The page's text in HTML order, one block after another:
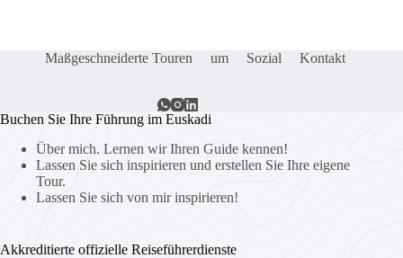
Maßgeschneiderte Touren um Sozial Kontakt
Buchen Sie Ihre Führung im Euskadi
Über mich. Lernen wir Ihren Guide kennen!
Lassen Sie sich inspirieren und erstellen Sie Ihre eigene
Tour.
Lassen Sie sich von mir inspirieren!
Akkreditierte offizielle Reiseführerdienste